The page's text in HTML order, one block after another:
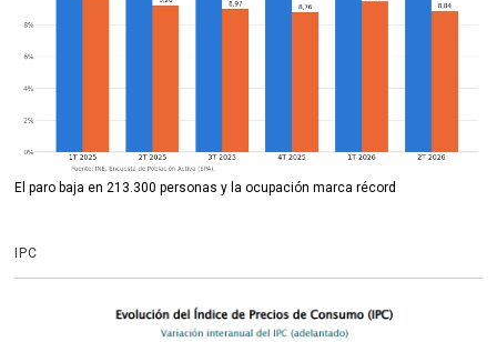
El paro baja en 213.300 personas y la ocupación marca récord
IPC